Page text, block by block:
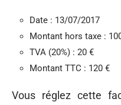
Date : 13/07/2017
Montant hors taxe :
TVA (20%) : 20 €
Montant TTC : 120 €
Vous réglez cette